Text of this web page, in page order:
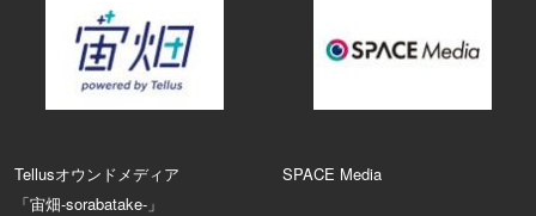
Tellusオウンドメディア
「宙畑-sorabatake-」
SPACE Media